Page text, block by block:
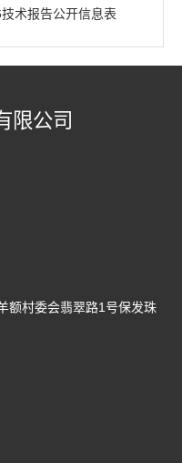
术报告公开信息表
限公司
额村委会翡翠路1号保发珠